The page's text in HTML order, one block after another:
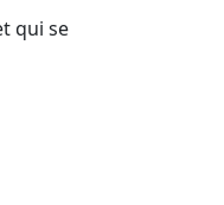
qui se